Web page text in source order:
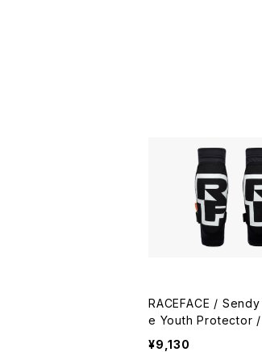
RACEFACE /
e Youth Protector
¥9,130